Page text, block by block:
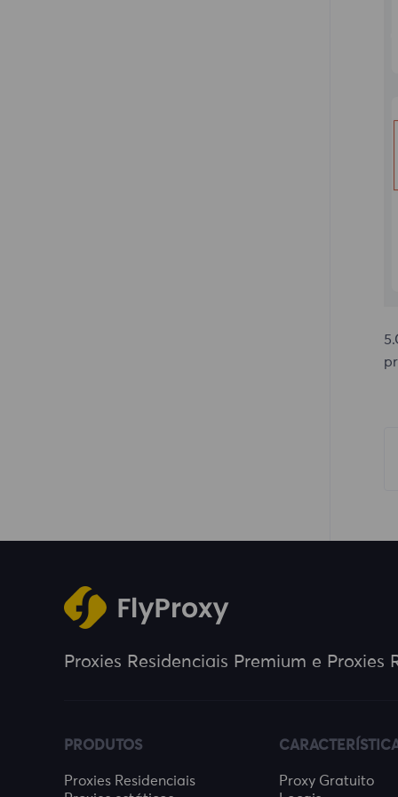
Proxies Residenciais Premium e Proxies
PRODUTOS
Proxies Residenciais
Proxy Gratuito